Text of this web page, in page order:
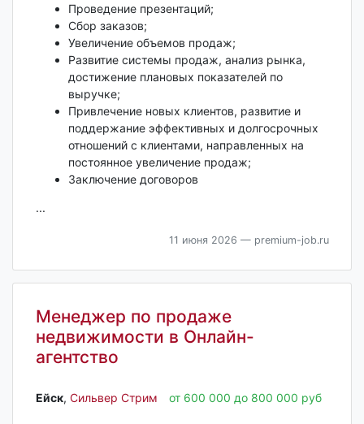
Проведение презентаций;
Сбор заказов;
Увеличение объемов продаж;
Развитие системы продаж, анализ рынка,
достижение плановых показателей по
выручке;
Привлечение новых клиентов, развитие и
поддержание эффективных и долгосрочных
отношений с клиентами, направленных на
постоянное увеличение продаж;
Заключение договоров
...
11 июня 2026 — premium-job.ru
Менеджер по продаже
недвижимости в Онлайн-
агентство
Ейск‎, Сильвер Стрим от 600 000 до 800 000 руб